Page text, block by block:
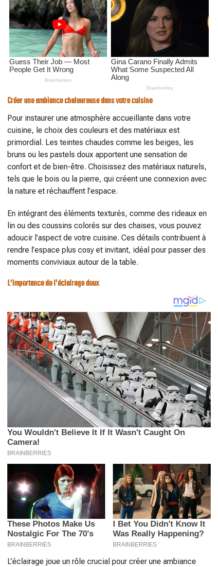
Créer une ambiance chaleureuse dans votre cuisine
Pour instaurer une atmosphère accueillante dans votre
cuisine, le choix des couleurs et des matériaux est
primordial. Les teintes chaudes comme les beiges, les
bruns ou les pastels doux apportent une sensation de
confort et de bien-être. Choisissez des matériaux naturels,
tels que le bois ou la pierre, qui créent une connexion avec
la nature et réchauffent l’espace.
En intégrant des éléments texturés, comme des rideaux en
lin ou des coussins colorés sur des chaises, vous pouvez
adoucir l’aspect de votre cuisine. Ces détails contribuent à
rendre l’espace plus cosy et invitant, idéal pour passer des
moments conviviaux autour de la table.
L’importance de l’éclairage doux
L’éclairage joue un rôle crucial pour créer une ambiance